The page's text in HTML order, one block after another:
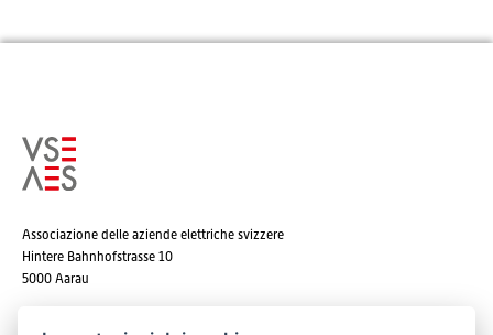
Associazione delle aziende elettriche svizzere
Hintere Bahnhofstrasse 10
5000 Aarau